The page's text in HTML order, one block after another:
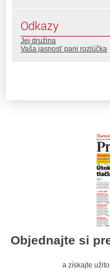
Odkazy
Jej družina
Vaša jasnosť pani rozlúčka
Objednajte si
a získajte